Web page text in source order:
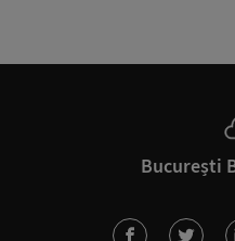
București